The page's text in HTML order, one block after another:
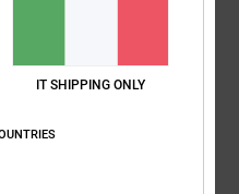
questo prodotto
Rapporto qualità-prezzo
3.0
IT SHIPPING ONLY